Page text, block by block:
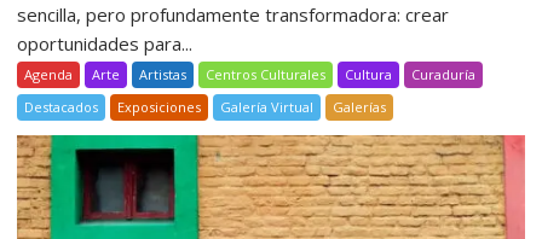
sencilla, pero profundamente transformadora: crear
oportunidades para...
Agenda Arte Artistas Centros Culturales Cultura
Curaduría
Destacados
Exposiciones Galería Virtual Galerías